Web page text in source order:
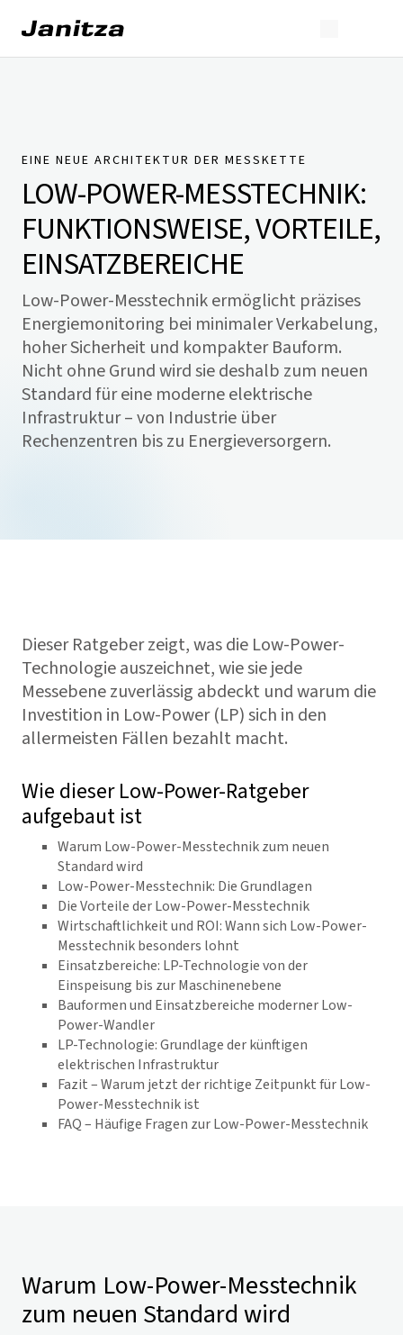
EINE NEUE ARCHITEKTUR DER MESSKETTE
LOW-POWER-MESSTECHNIK:
FUNKTIONSWEISE, VORTEILE,
EINSATZBEREICHE
Low-Power-Messtechnik ermöglicht präzises
Energiemonitoring bei minimaler Verkabelung,
hoher Sicherheit und kompakter Bauform.
Nicht ohne Grund wird sie deshalb zum neuen
Standard für eine moderne elektrische
Infrastruktur – von Industrie über
Rechenzentren bis zu Energieversorgern.
Dieser Ratgeber zeigt, was die Low-Power-
Technologie auszeichnet, wie sie jede
Messebene zuverlässig abdeckt und warum die
Investition in Low-Power (LP) sich in den
allermeisten Fällen bezahlt macht.
Wie dieser Low-Power-Ratgeber
aufgebaut ist
Warum Low-Power-Messtechnik zum neuen
Standard wird
Low-Power-Messtechnik: Die Grundlagen
Die Vorteile der Low-Power-Messtechnik
Wirtschaftlichkeit und ROI: Wann sich Low-Power-
Messtechnik besonders lohnt
Einsatzbereiche: LP-Technologie von der
Einspeisung bis zur Maschinenebene
Bauformen und Einsatzbereiche moderner Low-
Power-Wandler
LP-Technologie: Grundlage der künftigen
elektrischen Infrastruktur
Fazit – Warum jetzt der richtige Zeitpunkt für Low-
Power-Messtechnik ist
FAQ – Häufige Fragen zur Low-Power-Messtechnik
Warum Low-Power-Messtechnik
zum neuen Standard wird